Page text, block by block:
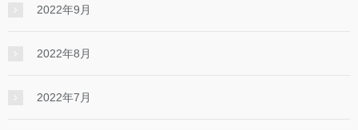
2022年9月
2022年8月
2022年7月